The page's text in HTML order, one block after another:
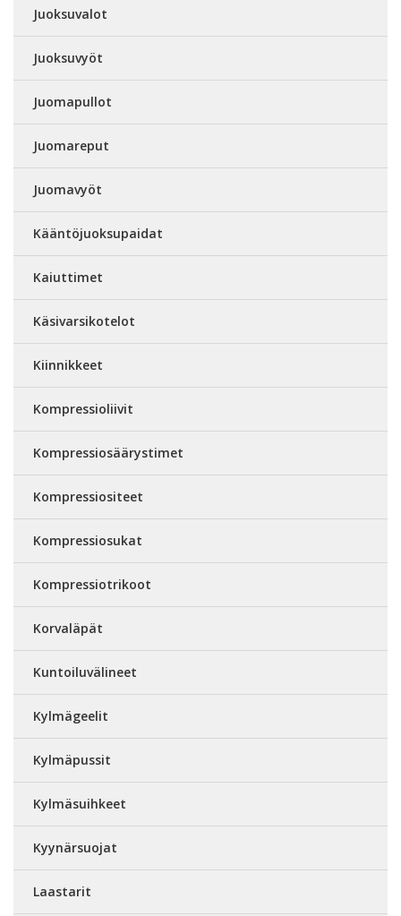
Juoksuvalot
Juoksuvyöt
Juomapullot
Juomareput
Juomavyöt
Kääntöjuoksupaidat
Kaiuttimet
Käsivarsikotelot
Kiinnikkeet
Kompressioliivit
Kompressiosäärystimet
Kompressiositeet
Kompressiosukat
Kompressiotrikoot
Korvaläpät
Kuntoiluvälineet
Kylmägeelit
Kylmäpussit
Kylmäsuihkeet
Kyynärsuojat
Laastarit